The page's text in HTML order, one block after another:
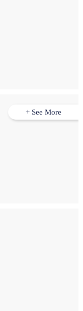
+ See More